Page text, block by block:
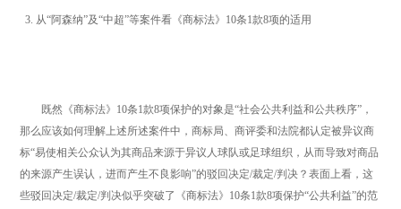
3. 从“阿森纳”及“中超”等案件看《商标法》10条1款8项的适用
既然《商标法》10条1款8项保护的对象是“社会公共利益和公共秩序”，
那么应该如何理解上述所述案件中，商标局、商评委和法院都认定被异议商
标“易使相关公众认为其商品来源于异议人球队或足球组织，从而导致对商品
的来源产生误认，进而产生不良影响”的驳回决定/裁定/判决？表面上看，这
些驳回决定/裁定/判决似乎突破了《商标法》10条1款8项保护“公共利益”的范